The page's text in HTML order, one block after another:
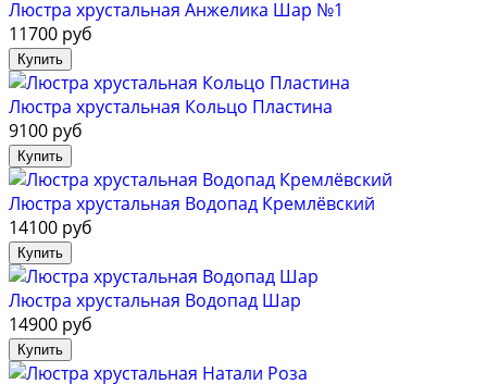
Люстра хрустальная Анжелика Шар №1
11700 руб
Люстра хрустальная Кольцо Пластина
9100 руб
Люстра хрустальная Водопад Кремлёвский
14100 руб
Люстра хрустальная Водопад Шар
14900 руб